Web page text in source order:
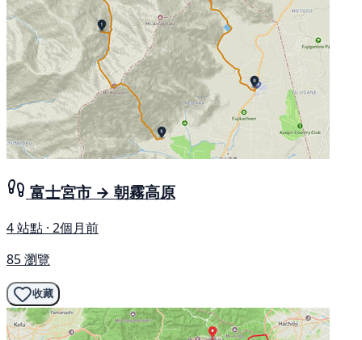
富士宮市 → 朝霧高原
4 站點 · 2個月前
85 瀏覽
收藏